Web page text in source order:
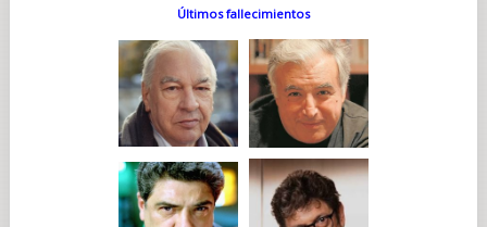
Últimos fallecimientos